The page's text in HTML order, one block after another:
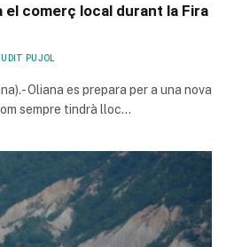
el comerç local durant la Fira
PUJOL
Oliana es prepara per a una nova
sempre tindrà lloc…